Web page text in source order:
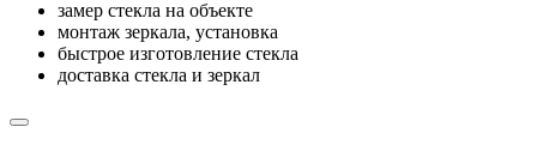
замер стекла на объекте
монтаж зеркала, установка
быстрое изготовление стекла
доставка стекла и зеркал